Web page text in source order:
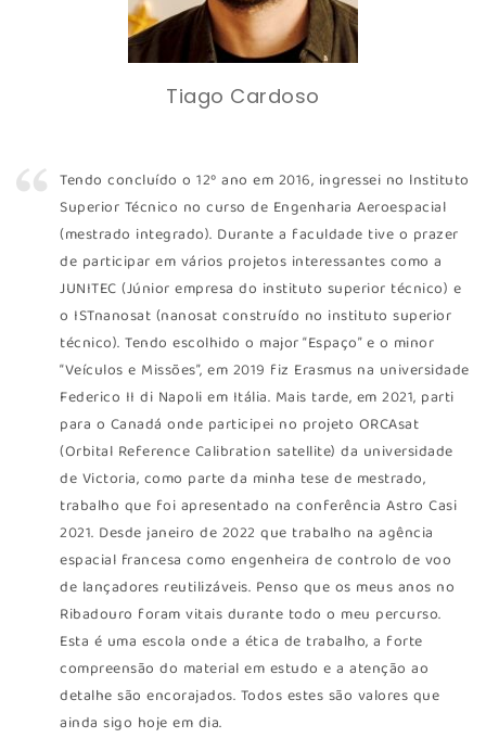
Tiago Cardoso
Tendo concluído o 12º ano em 2016, ingressei no lnstituto
Superior Técnico no curso de Engenharia Aeroespacial
(mestrado integrado). Durante a faculdade tive o prazer
de participar em vários projetos interessantes como a
JUNITEC (Júnior empresa do instituto superior técnico) e
o ISTnanosat (nanosat construído no instituto superior
técnico). Tendo escolhido o major “Espaço” e o minor
“Veículos e Missões”, em 2019 fiz Erasmus na universidade
Federico II di Napoli em Itália. Mais tarde, em 2021, parti
para o Canadá onde participei no projeto ORCAsat
(Orbital Reference Calibration satellite) da universidade
de Victoria, como parte da minha tese de mestrado,
trabalho que foi apresentado na conferência Astro Casi
2021. Desde janeiro de 2022 que trabalho na agência
espacial francesa como engenheira de controlo de voo
de lançadores reutilizáveis. Penso que os meus anos no
Ribadouro foram vitais durante todo o meu percurso.
Esta é uma escola onde a ética de trabalho, a forte
compreensão do material em estudo e a atenção ao
detalhe são encorajados. Todos estes são valores que
ainda sigo hoje em dia.